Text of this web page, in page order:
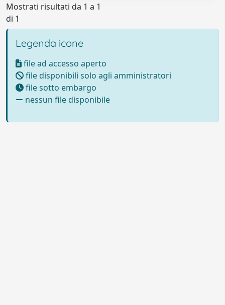
Mostrati risultati da 1 a 1
di 1
Legenda icone
file ad accesso aperto
file disponibili solo agli amministratori
file sotto embargo
nessun file disponibile